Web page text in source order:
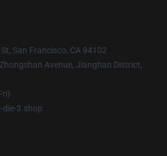
San Francisco, CA 94102
Avenue, Jianghan District,
die-3.shop